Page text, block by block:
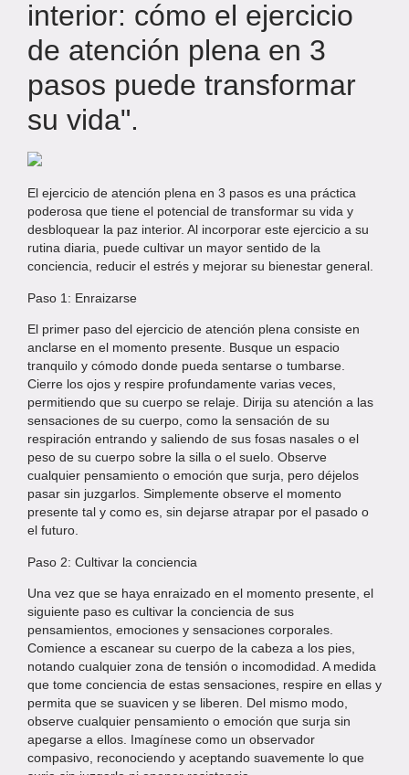
interior: cómo el ejercicio
de atención plena en 3
pasos puede transformar
su vida".
El ejercicio de atención plena en 3 pasos es una práctica
poderosa que tiene el potencial de transformar su vida y
desbloquear la paz interior. Al incorporar este ejercicio a su
rutina diaria, puede cultivar un mayor sentido de la
conciencia, reducir el estrés y mejorar su bienestar general.
Paso 1: Enraizarse
El primer paso del ejercicio de atención plena consiste en
anclarse en el momento presente. Busque un espacio
tranquilo y cómodo donde pueda sentarse o tumbarse.
Cierre los ojos y respire profundamente varias veces,
permitiendo que su cuerpo se relaje. Dirija su atención a las
sensaciones de su cuerpo, como la sensación de su
respiración entrando y saliendo de sus fosas nasales o el
peso de su cuerpo sobre la silla o el suelo. Observe
cualquier pensamiento o emoción que surja, pero déjelos
pasar sin juzgarlos. Simplemente observe el momento
presente tal y como es, sin dejarse atrapar por el pasado o
el futuro.
Paso 2: Cultivar la conciencia
Una vez que se haya enraizado en el momento presente, el
siguiente paso es cultivar la conciencia de sus
pensamientos, emociones y sensaciones corporales.
Comience a escanear su cuerpo de la cabeza a los pies,
notando cualquier zona de tensión o incomodidad. A medida
que tome conciencia de estas sensaciones, respire en ellas y
permita que se suavicen y se liberen. Del mismo modo,
observe cualquier pensamiento o emoción que surja sin
apegarse a ellos. Imagínese como un observador
compasivo, reconociendo y aceptando suavemente lo que